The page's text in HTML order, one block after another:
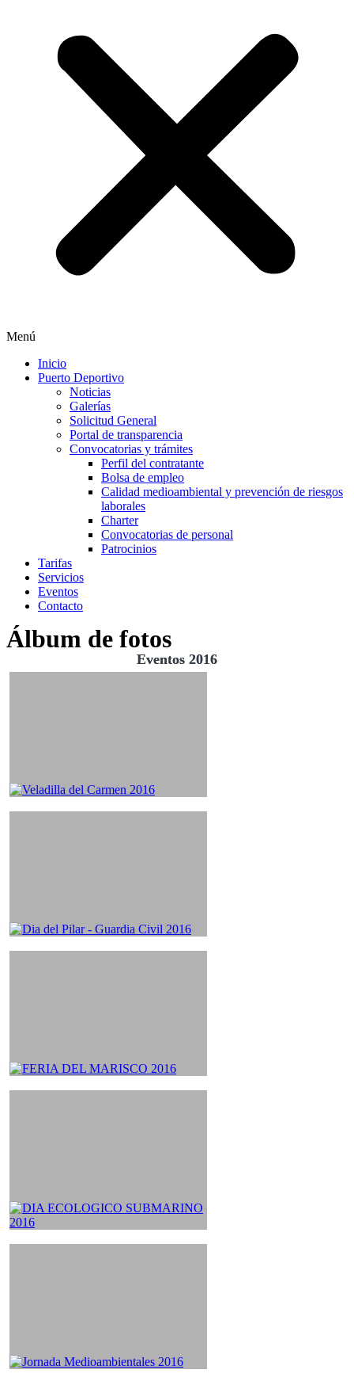
Menú
Inicio
Puerto Deportivo
Noticias
Galerías
Solicitud General
Portal de transparencia
Convocatorias y trámites
Perfil del contratante
Bolsa de empleo
Calidad medioambiental y prevención de riesgos
laborales
Charter
Convocatorias de personal
Patrocinios
Tarifas
Servicios
Eventos
Contacto
Álbum de fotos
Eventos 2016